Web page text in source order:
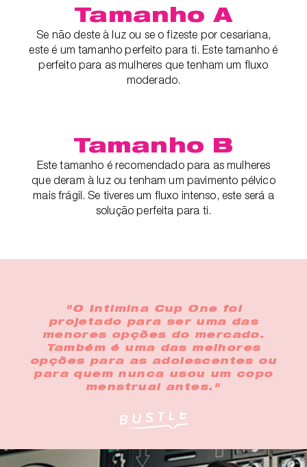
Tamanho A
Se não deste à luz ou se o fizeste por cesariana,
este é um tamanho perfeito para ti. Este tamanho é
perfeito para as mulheres que tenham um fluxo
moderado.
Tamanho B
Este tamanho é recomendado para as mulheres
que deram à luz ou tenham um pavimento pélvico
mais frágil. Se tiveres um fluxo intenso, este será a
solução perfeita para ti.
"O Intimina Cup One foi
projetado para ser uma das
menores opções do mercado.
Também é uma das melhores
opções para as adolescentes ou
para quem nunca usou um copo
menstrual antes."